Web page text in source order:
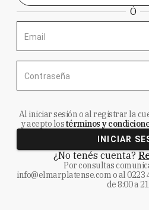
Ó
Email
Contraseña
Al iniciar sesión o al registrar la
y acepto lostérminos y
INICIAR
¿No tenés cuenta?
Por consultas
info@elmarplatense.como al0223
de 8:00 a